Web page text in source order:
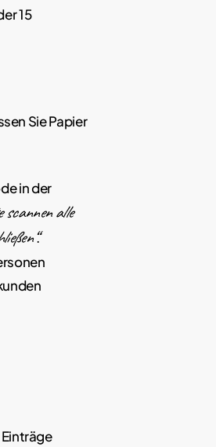
15
Sie Papier
in der
scannen alle
.